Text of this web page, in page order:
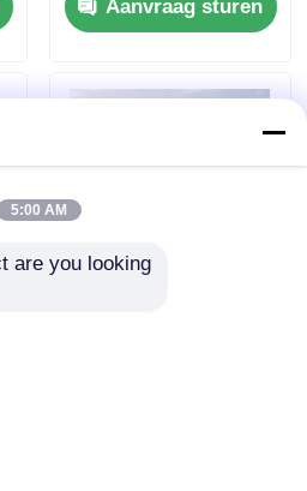
belasting en DC-
uitgang DC12V 5A
voor mobiele
Aanvraag sturen
5:00 AM
are you looking